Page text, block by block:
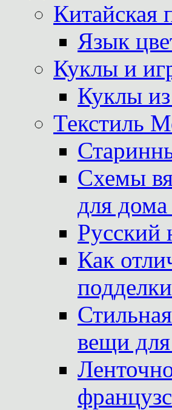
Китайская
Язык
Куклы и
Куклы
Текстиль
Схемы
для
Русский
Как
вещи